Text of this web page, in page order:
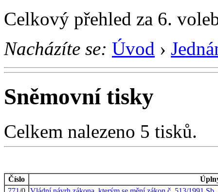
Celkový přehled za 6.
Nacházíte se: Úvod ›
Sněmovní tisky
Celkem nalezeno 5 tisků.
Číslo